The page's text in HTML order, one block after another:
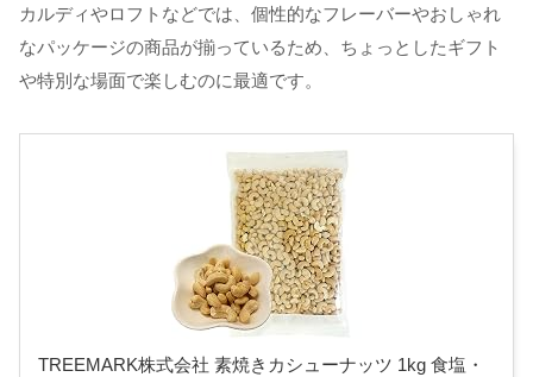
カルディやロフトなどでは、個性的なフレーバーやおしゃれ
なパッケージの商品が揃っているため、ちょっとしたギフト
や特別な場面で楽しむのに最適です。
TREEMARK株式会社 素焼きカシューナッツ 1kg 食塩・